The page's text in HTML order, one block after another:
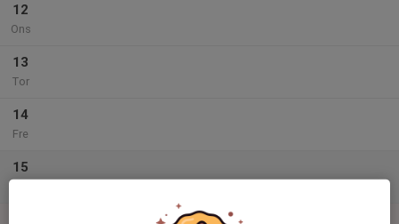
12
Ons
13
Tor
14
Fre
15